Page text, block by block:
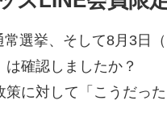
選挙、そして8月3日
確認しましたか？
に対して「こうだっ